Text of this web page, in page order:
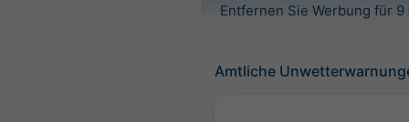
Entfernen Sie Werbung für
Amtliche